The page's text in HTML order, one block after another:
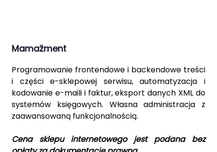
Mamažment
Programowanie frontendowe i backendowe treści
i części e-sklepowej serwisu, automatyzacja i
kodowanie e-maili i faktur, eksport danych XML do
systemów księgowych. Własna administracja z
zaawansowaną funkcjonalnością.
Cena sklepu internetowego jest podana bez